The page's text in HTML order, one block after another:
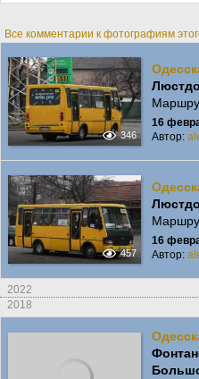
Все комментарии к фотографиям
346
16
Автор:
457
16
Автор:
2022
2018